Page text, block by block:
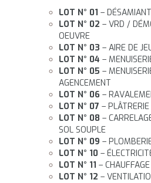
LOT N° 01 –
LOT N° 02 – VRD /
OEUVRE
LOT N° 03 – AIRE DE
LOT N° 04 –
LOT N° 05 –
AGENCEMENT
LOT N° 06 –
LOT N° 07 –
LOT N° 08 –
SOL SOUPLE
LOT N° 09 –
LOT N° 10 –
LOT N° 11 – CHAUFFAGE
LOT N° 12 –